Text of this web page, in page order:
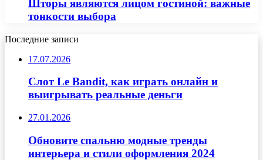
Шторы являются лицом гостиной: важные
тонкости выбора
Последние записи
17.07.2026
Слот Le Bandit, как играть онлайн и
выигрывать реальные деньги
27.01.2026
Обновите спальню модные тренды
интерьера и стили оформления 2024